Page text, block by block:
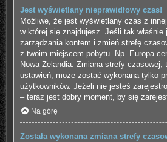
Jest wyświetlany nieprawidłowy czas!
Możliwe, że jest wyświetlany czas z
w której się znajdujesz. Jeśli tak właśnie
zarządzania kontem i zmień strefę
z twoim miejscem pobytu. Np. Europa
Nowa Zelandia. Zmiana strefy
ustawień, może zostać wykonana tylko
użytkowników. Jeżeli nie jesteś
– teraz jest dobry moment, by się
Na górę
Została wykonana zmiana strefy